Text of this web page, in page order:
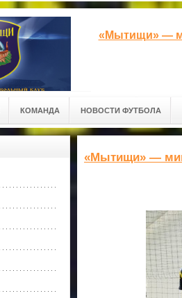
«Мытищи» —
КОМАНДА НОВОСТИ ФУТБОЛА
«Мытищи» —